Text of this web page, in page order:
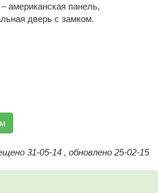
американская панель,
дверь с замком.
31-05-14 , обновлено 25-02-15